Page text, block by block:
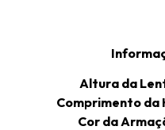
Altura da
Comprimento da
Cor da